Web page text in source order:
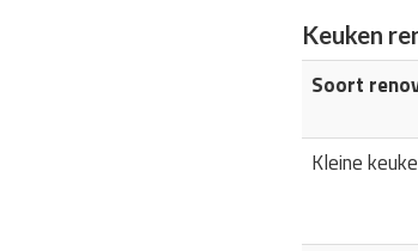
Keuken
Soort
Kleine